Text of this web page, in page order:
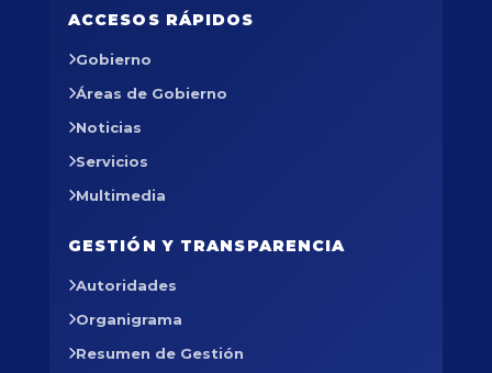
ACCESOS RÁPIDOS
Gobierno
Áreas de Gobierno
Noticias
Servicios
Multimedia
GESTIÓN Y TRANSPARENCIA
Autoridades
Organigrama
Resumen de Gestión